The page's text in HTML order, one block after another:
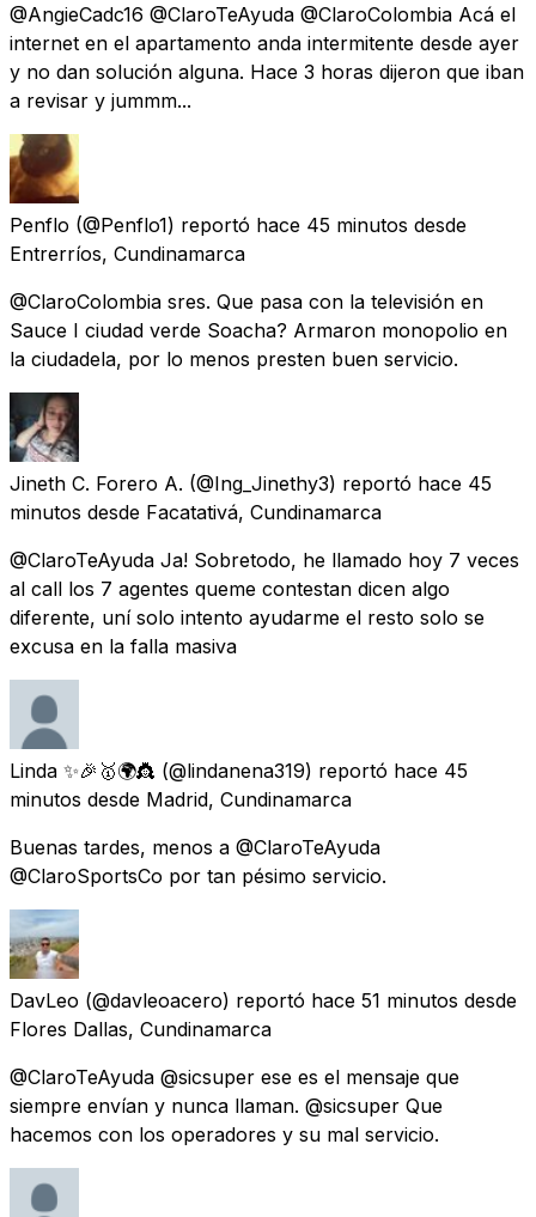
@AngieCadc16 @ClaroTeAyuda @ClaroColombia Acá el
internet en el apartamento anda intermitente desde ayer
y no dan solución alguna. Hace 3 horas dijeron que iban
a revisar y jummm...
Penflo (@Penflo1) reportó hace 45 minutos desde
Entrerríos, Cundinamarca
@ClaroColombia sres. Que pasa con la televisión en
Sauce I ciudad verde Soacha? Armaron monopolio en
la ciudadela, por lo menos presten buen servicio.
Jineth C. Forero A. (@Ing_Jinethy3) reportó hace 45
minutos desde Facatativá, Cundinamarca
@ClaroTeAyuda Ja! Sobretodo, he llamado hoy 7 veces
al call los 7 agentes queme contestan dicen algo
diferente, uní solo intento ayudarme el resto solo se
excusa en la falla masiva
Linda ✨🎉🥇🌍👸 (@lindanena319) reportó hace 45
minutos desde Madrid, Cundinamarca
Buenas tardes, menos a @ClaroTeAyuda
@ClaroSportsCo por tan pésimo servicio.
DavLeo (@davleoacero) reportó hace 51 minutos desde
Flores Dallas, Cundinamarca
@ClaroTeAyuda @sicsuper ese es el mensaje que
siempre envían y nunca llaman. @sicsuper Que
hacemos con los operadores y su mal servicio.